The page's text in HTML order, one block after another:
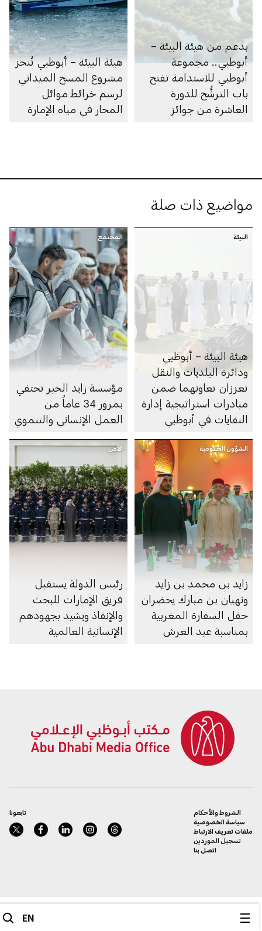
EN
بدعم من هيئة البيئة –
أبوظبي.. مجموعة
أبوظبي للاستدامة تفتح
باب الترشُّح للدورة
العاشرة من جوائز
هيئة البيئة – أبوظبي تُنجز
مشروع المسح الميداني
لرسم خرائط موائل
المحار في مياه الإمارة
مواضيع ذات صلة
البيئة
هيئة البيئة – أبوظبي
ودائرة البلديات والنقل
تعززان تعاونهما ضمن
مبادرات استراتيجية إدارة
النفايات في أبوظبي
المجتمع
مؤسسة زايد الخير تحتفي
بمرور 34 عاماً من
العمل الإنساني والتنموي
الشؤون الحكومية
زايد بن محمد بن زايد
ونهيان بن مبارك يحضران
حفل السفارة المغربية
بمناسبة عيد العرش
الأمن
رئيس الدولة يستقبل
فريق الإمارات للبحث
والإنقاذ ويشيد بجهودهم
الإنسانية العالمية
تابعونا
الشروط والأحكام
سياسة الخصوصية
ملفات تعريف الارتباط
تسجيل الموردين
اتصل بنا